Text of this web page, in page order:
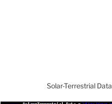
Solar-Terrestrial Data